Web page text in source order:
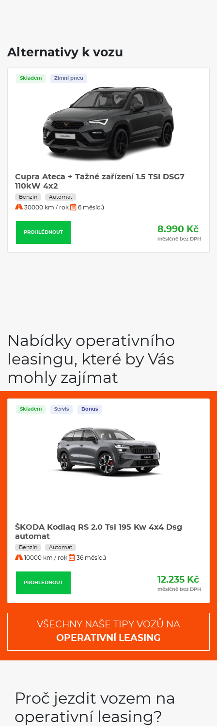
Alternativy k vozu
Skladem Zimní pneu
Cupra Ateca + Tažné zařízení 1.5 TSI DSG7
110kW 4x2
Benzín Automat
30000 km / rok 6 měsíců
PROHLÉDNOUT 8.990 Kč
měsíčně bez DPH
Nabídky operativního
leasingu, které by Vás
mohly zajímat
Skladem Servis Bonus
ŠKODA Kodiaq RS 2.0 Tsi 195 Kw 4x4 Dsg
automat
Benzín Automat
10000 km / rok 36 měsíců
PROHLÉDNOUT 12.235 Kč
měsíčně bez DPH
VŠECHNY NAŠE TIPY VOZŮ NA
OPERATIVNÍ LEASING
Proč jezdit vozem na
operativní leasing?